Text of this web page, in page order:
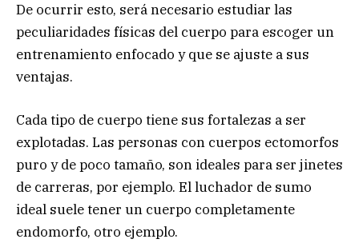
De ocurrir esto, será necesario estudiar las
peculiaridades físicas del cuerpo para escoger un
entrenamiento enfocado y que se ajuste a sus
ventajas.
Cada tipo de cuerpo tiene sus fortalezas a ser
explotadas. Las personas con cuerpos ectomorfos
puro y de poco tamaño, son ideales para ser jinetes
de carreras, por ejemplo. El luchador de sumo
ideal suele tener un cuerpo completamente
endomorfo, otro ejemplo.